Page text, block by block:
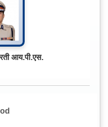
आय.पी.एस.